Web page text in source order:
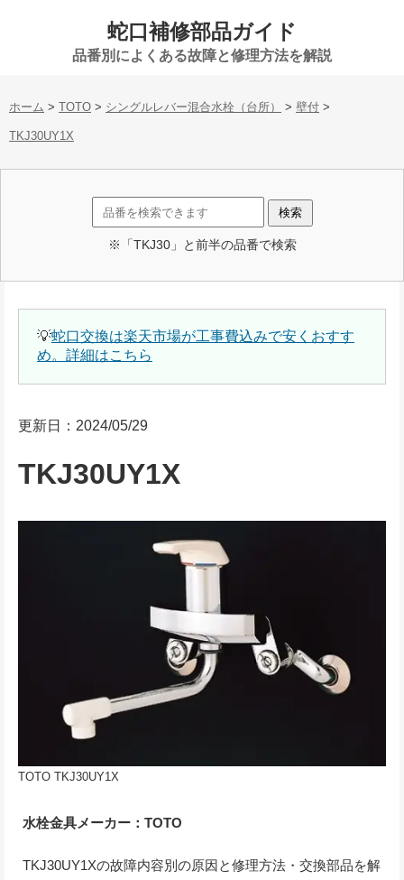
蛇口補修部品ガイド
品番別によくある故障と修理方法を解説
ホーム > TOTO > シングルレバー混合水栓（台所） > 壁付 >
TKJ30UY1X
※「TKJ30」と前半の品番で検索
💡蛇口交換は楽天市場が工事費込みで安くおすす
め。詳細はこちら
更新日：2024/05/29
TKJ30UY1X
TOTO TKJ30UY1X
水栓金具メーカー：TOTO
TKJ30UY1Xの故障内容別の原因と修理方法・交換部品を解